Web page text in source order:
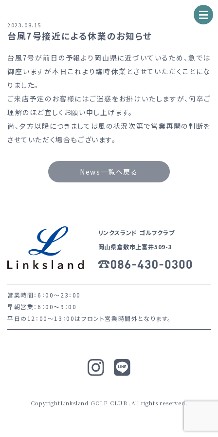
2023.08.15
台風7号接近による休業のお知らせ
台風7号が前日の予報より岡山県に近づいているため、急では
御座いますが本日これより臨時休業とさせていただくことにな
りました。
ご来店予定のお客様にはご迷惑をお掛けいたしますが、何卒ご
理解のほど宜しくお願い申し上げます。
尚、夕方以降につきましては風の状況次第で営業再開の判断を
させていただく場合もございます。
News一覧へ戻る
リンクスランド ゴルフクラブ
岡山県倉敷市上富井509-3
営業時間：6：00～23：00
早朝営業：6：00～9：00
平日の12：00～13：00はフロント営業時間外となります。
CopyrightLinksland GOLF CLUB .All rights reserved.